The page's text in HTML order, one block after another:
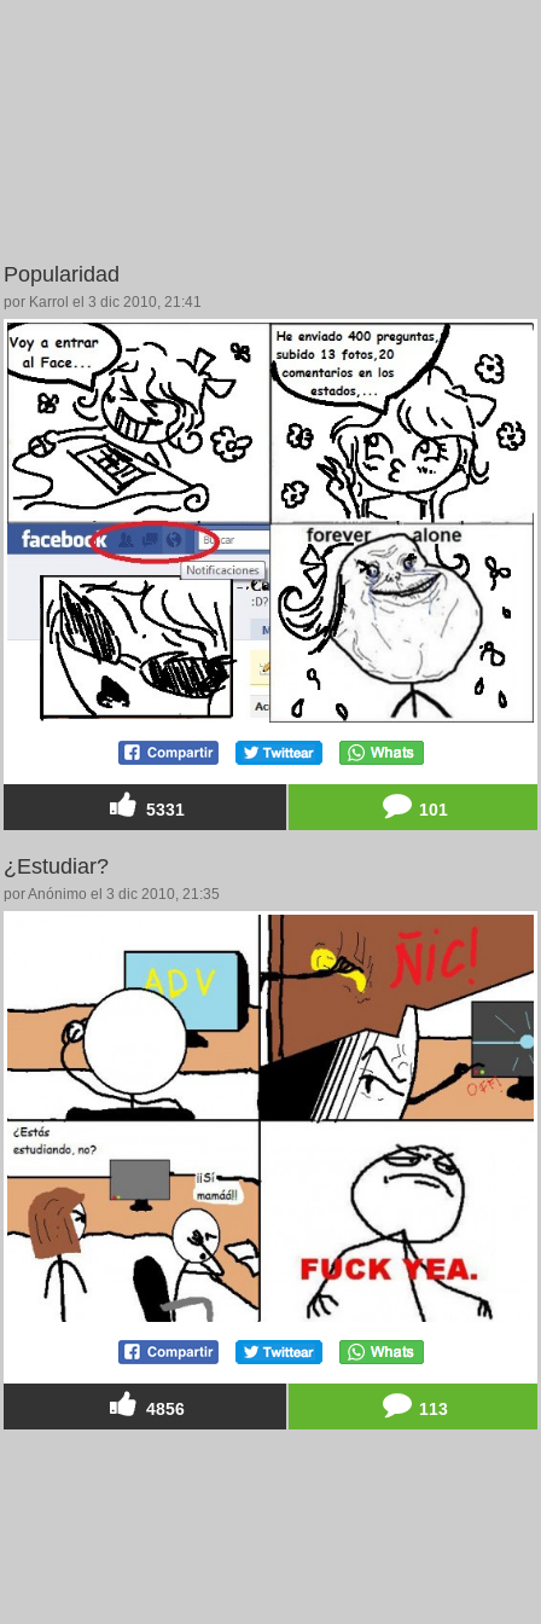
Popularidad
por Karrol el 3 dic 2010, 21:41
5331 101
¿Estudiar?
por Anónimo el 3 dic 2010, 21:35
4856 113